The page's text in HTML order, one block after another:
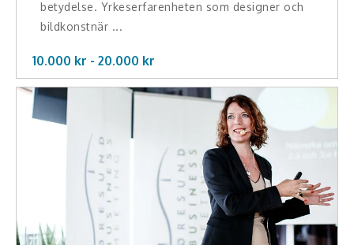
betydelse. Yrkeserfarenheten som designer och
bildkonstnär ...
10.000 kr - 20.000 kr